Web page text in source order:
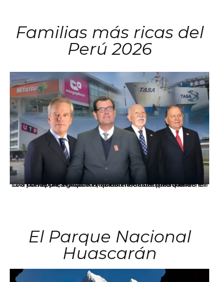
Familias más ricas del
Perú 2026
Los principales grupos empresariales del país mantienen una fuerte presencia en Áncash mediante inversiones en comercio, educación, salud e industria pesquera.
El Parque Nacional
Huascarán